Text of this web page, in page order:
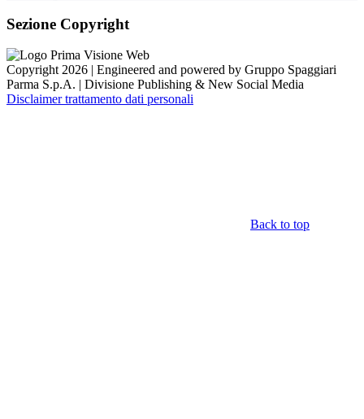
Sezione Copyright
Copyright 2026 | Engineered and powered by Gruppo Spaggiari
Parma S.p.A. | Divisione Publishing & New Social Media
Disclaimer trattamento dati personali
Back to top